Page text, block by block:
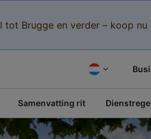
tot Brugge en verder – koop
Samenvatting rit